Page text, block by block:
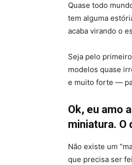
Quase todo
tem alguma
acaba virando o
Seja pelo
modelos quase
e muito forte —
Ok, eu amo
miniatura. O
Não existe um
que precisa ser